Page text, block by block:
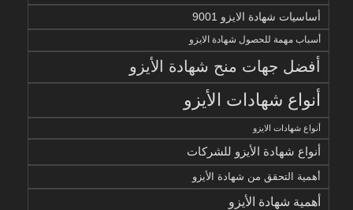
أساسيات شهادة الايزو 9001
أسباب مهمة للحصول شهادة الايزو
أفضل جهات منح شهادة الأيزو
أنواع شهادات الأيزو
أنواع شهادات الايزو
أنواع شهادة الأيزو للشركات
أهمية التحقق من شهادة الأيزو
أهمية شهادة الأيزو